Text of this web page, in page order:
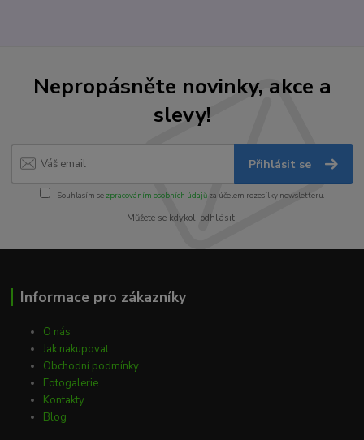
Nepropásněte novinky, akce a
slevy!
Přihlásit se
Souhlasím se zpracováním osobních údajůza účelem rozesílky newsletteru.
Můžete se kdykoli odhlásit.
Informace pro zákazníky
O nás
Jak nakupovat
Obchodní podmínky
Fotogalerie
Kontakty
Blog